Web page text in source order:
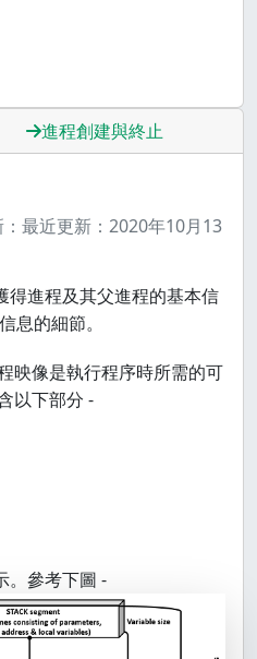
進程創建與終止
最近更新： 2020年10月13
得進程及其父進程的基本信
息的細節。
映像是執行程序時所需的可
以下部分 -
。參考下圖 -